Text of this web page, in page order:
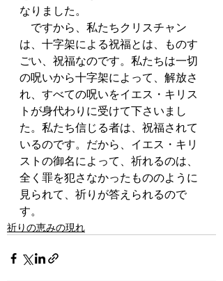
なりました。
ですから、私たちクリスチャン
は、十字架による祝福とは、ものす
ごい、祝福なのです。私たちは一切
の呪いから十字架によって、解放さ
れ、すべての呪いをイエス・キリス
トが身代わりに受けて下さいまし
た。私たち信じる者は、祝福されて
いるのです。だから、イエス・キリ
ストの御名によって、祈れるのは、
全く罪を犯さなかったもののように
見られて、祈りが答えられるので
す。
祈りの恵みの現れ